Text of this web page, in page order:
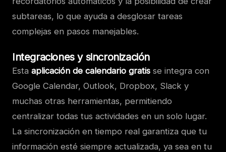
subtareas, lo que ayuda a desglosar tareas
complejas en pasos manejables.
Integraciones y sincronización
Esta aplicación de calendario gratis se integra con
Google Calendar, Outlook, Dropbox, Slack y
muchas otras herramientas, permitiendo
centralizar todas tus actividades en un solo lugar.
La sincronización en tiempo real garantiza que tu
información esté siempre actualizada, ya sea en tu